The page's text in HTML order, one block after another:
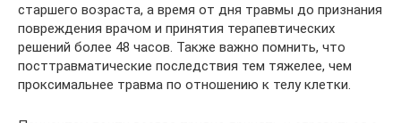
старшего возраста, а время от дня травмы до признания
повреждения врачом и принятия терапевтических
решений более 48 часов. Также важно помнить, что
посттравматические последствия тем тяжелее, чем
проксимальнее травма по отношению к телу клетки.